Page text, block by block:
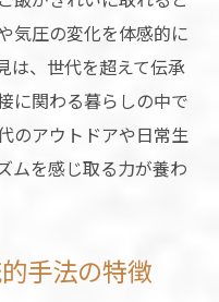
気圧の変化を体感的に
は、世代を超えて伝承
に関わる暮らしの中で
のアウトドアや日常生
ムを感じ取る力が養わ
手法の特徴